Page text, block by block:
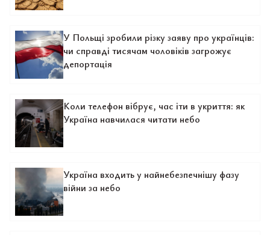
У Польщі зробили різку заяву про українців:
чи справді тисячам чоловіків загрожує
депортація
Коли телефон вібрує, час іти в укриття: як
Україна навчилася читати небо
Україна входить у найнебезпечнішу фазу
війни за небо